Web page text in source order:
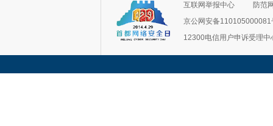
互联网举报中心
防范
京公网安备110105000081
12300电信用户申诉受理中